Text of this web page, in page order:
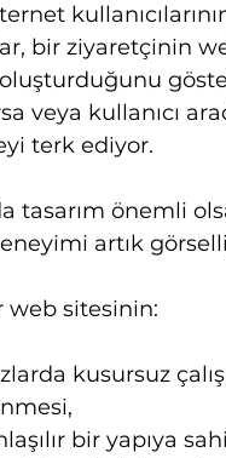
bir ziyaretçinin
veya kullanıcı
terk ediyor.
tasarım önemli
artık
web sitesinin:
kusursuz
bir yapıya